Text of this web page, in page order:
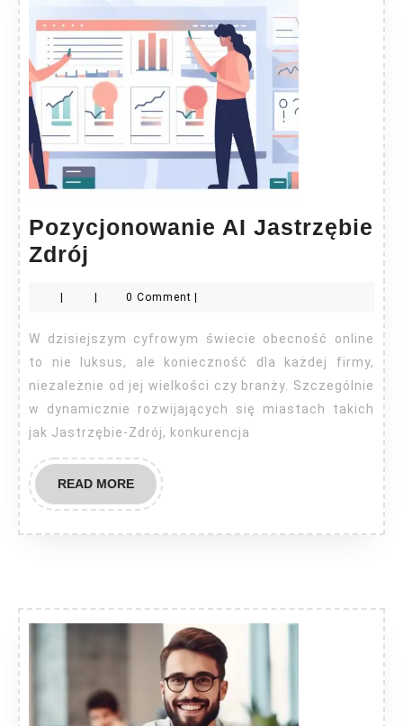
Pozycjonowanie AI Jastrzębie
Zdrój
Jastrzębie
Zdrój
| | 0 Comment |
W dzisiejszym cyfrowym świecie obecność online
to nie luksus, ale konieczność dla każdej firmy,
niezależnie od jej wielkości czy branży. Szczególnie
w dynamicznie rozwijających się miastach takich
jak Jastrzębie-Zdrój, konkurencja
READ MOREREAD
MORE